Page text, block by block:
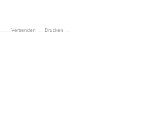
Versenden Drucken